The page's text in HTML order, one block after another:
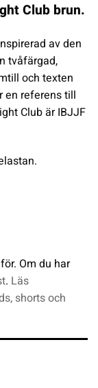
Club brun.
av den
tvåfärgad,
och texten
en referens till
Club är IBJJF
Om du har
. Läs
shorts och